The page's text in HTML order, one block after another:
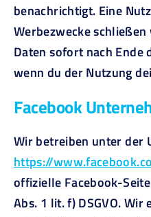
benachrichtigt. Eine
Werbezwecke
Daten sofort nach Ende
wenn du der Nutzung
Facebook
Wir betreiben unter der
https://
offizielle Facebook-
Abs. 1 lit. f) DSGVO.